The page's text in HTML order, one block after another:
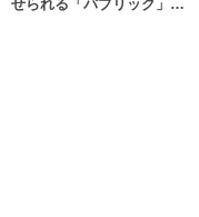
せられる「パブリック」…